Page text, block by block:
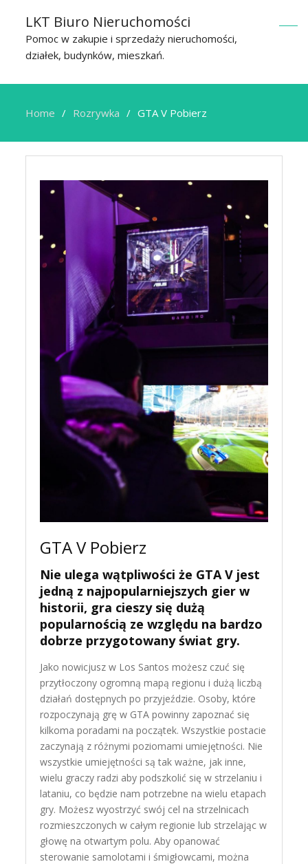
LKT Biuro Nieruchomości
Pomoc w zakupie i sprzedaży nieruchomości,
działek, budynków, mieszkań.
Home Rozrywka GTA V Pobierz
GTA V Pobierz
Nie ulega wątpliwości że GTA V jest
jedną z najpopularniejszych gier w
historii, gra cieszy się dużą
popularnością ze względu na bardzo
dobrze przygotowany świat gry.
Jako nowicjusz w Los Santos możesz czuć się
przytłoczony ogromną mapą regionu i dużą liczbą
działań dostępnych po przyjeździe. Osoby, które
rozpoczynają grę w GTA powinny zapoznać się
kilkoma poradami na początek. Wszystkie postacie
zaczynają z różnymi poziomami umiejętności. Nie
wszystkie umiejętności są tak ważne, jak inne,
wielu graczy radzi aby podszkolić się w strzelaniu i
lataniu, co będzie nam potrzebne na wielu etapach
gry. Możesz wyostrzyć swój cel na strzelnicach
rozmieszczonych w całym regionie lub strzelając w
głowę na otwartym polu. Aby opanować
sterowanie samolotami i śmigłowcami, można